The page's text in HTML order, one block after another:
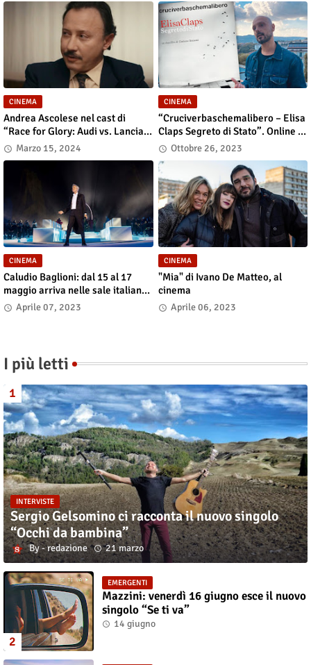
CINEMA
Andrea Ascolese nel cast di
“Race for Glory: Audi vs. Lancia”
al cinema dal 14 marzo
Marzo 15, 2024
CINEMA
“Cruciverbaschemalibero – Elisa
Claps Segreto di Stato”. Online il
docu-film
Ottobre 26, 2023
CINEMA
Caludio Baglioni: dal 15 al 17
maggio arriva nelle sale italiane
"TUTTI SU! Buon compleanno
Claudio"
Aprile 07, 2023
CINEMA
"Mia" di Ivano De Matteo, al
cinema
Aprile 06, 2023
I più letti
INTERVISTE
Sergio Gelsomino ci racconta il nuovo singolo
“Occhi da bambina”
redazione 21 marzo
EMERGENTI
Mazzini: venerdì 16 giugno esce il nuovo
singolo “Se ti va”
14 giugno